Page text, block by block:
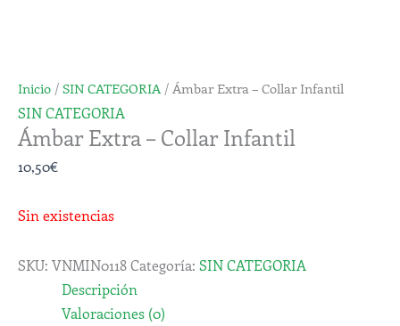
Inicio / SIN CATEGORIA/ Ámbar Extra – Collar Infantil
SIN CATEGORIA
Ámbar Extra – Collar Infantil
10,50€
Sin existencias
SKU: VNMIN0118Categoría: SIN CATEGORIA
Descripción
Valoraciones (0)